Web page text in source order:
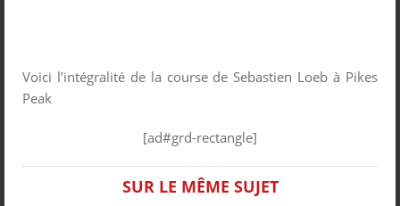
Voici l’intégralité de la course de Sebastien Loeb à Pikes
Peak
[ad#grd-rectangle]
SUR LE MÊME SUJET